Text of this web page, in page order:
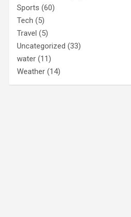
Sports (60)
Tech (5)
Travel (5)
Uncategorized (33)
water (11)
Weather (14)